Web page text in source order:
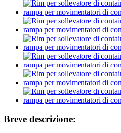
Breve descrizione: